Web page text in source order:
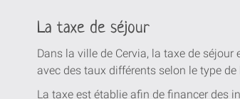
La taxe de séjour
Dans la ville de Cervia, la taxe de
avec des taux différents selon le type de
La taxe est établie afin de financer des